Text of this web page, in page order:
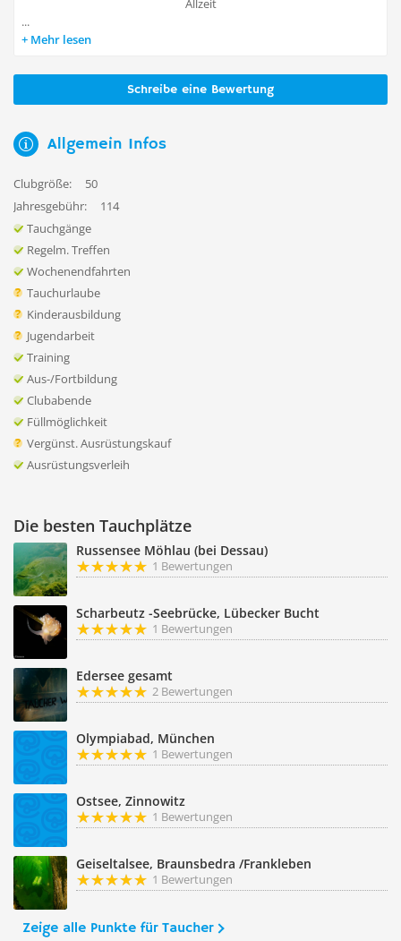
Allzeit
...
Mehr lesen
Schreibe eine Bewertung
Allgemein Infos
Clubgröße:
50
Jahresgebühr:
114
Tauchgänge
Regelm. Treffen
Wochenendfahrten
Tauchurlaube
Kinderausbildung
Jugendarbeit
Training
Aus-/Fortbildung
Clubabende
Füllmöglichkeit
Vergünst. Ausrüstungskauf
Ausrüstungsverleih
Die besten Tauchplätze
Russensee Möhlau (bei Dessau)
1 Bewertungen
Scharbeutz -Seebrücke, Lübecker Bucht
1 Bewertungen
Edersee gesamt
2 Bewertungen
Olympiabad, München
1 Bewertungen
Ostsee, Zinnowitz
1 Bewertungen
Geiseltalsee, Braunsbedra /Frankleben
1 Bewertungen
Zeige alle Punkte für Taucher